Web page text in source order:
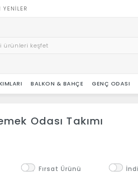
YENILER
BALKON & BAHÇE GENÇ ODASI
Odası Takımı
Fırsat Ürünü